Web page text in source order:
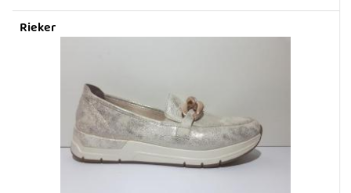
Rieker